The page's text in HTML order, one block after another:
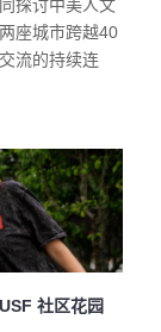
探讨中美人文
座城市跨越40
流的持续连
社区花园